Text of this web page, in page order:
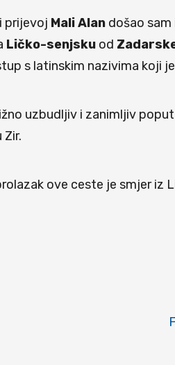
prijevoj Mali Alan došao
Ličko-senjsku od
s latinskim nazivima koji
uzbudljiv i zanimljiv
ove ceste je smjer